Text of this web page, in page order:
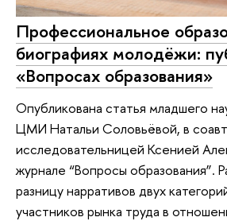
Профессиональное
биографиях молодёжи:
«Вопросах образования»
Опубликована статья младшего
ЦМИ Натальи Соловьёвой, в
исследовательницей Ксенией
журнале “Вопросы образования”.
разницу нарративов двух
участников рынка труда в